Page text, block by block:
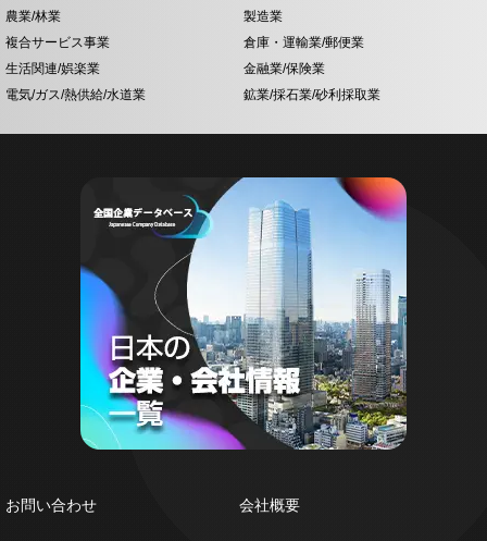
農業/林業
製造業
複合サービス事業
倉庫・運輸業/郵便業
生活関連/娯楽業
金融業/保険業
電気/ガス/熱供給/水道業
鉱業/採石業/砂利採取業
お問い合わせ 会社概要